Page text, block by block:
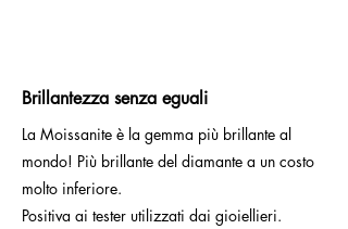
Brillantezza senza eguali
La Moissanite è la gemma più brillante al
mondo! Più brillante del diamante a un costo
molto inferiore.
Positiva ai tester utilizzati dai gioiellieri.